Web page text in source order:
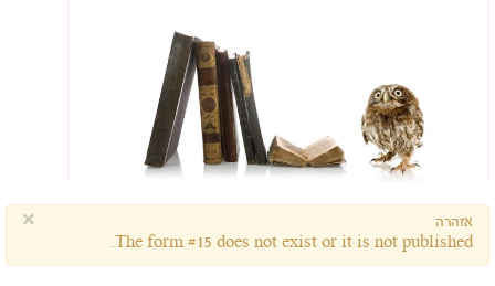
× אזהרה
The form #15 does not exist or it is not published.